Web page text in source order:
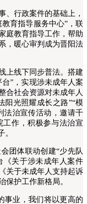
行政案件的基础上，
育指导服务中心”，联
庭教育指导工作，帮助
，暖心审判成为晋阳法
线下同步普法。搭建
”，实现涉未成年人案
合社会资源对未成年人
阳光照耀成长之路”“模
法治宣传活动，邀请千
作，积极参与法治宣
。
团体联动创建“少先队
《关于涉未成年人案件
关于未成年人支持起诉
保护工作新格局。
业，我们将以更高的